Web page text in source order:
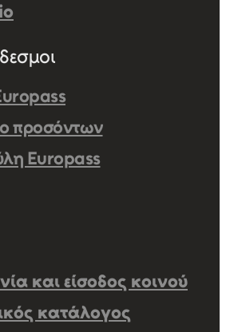
προσόντων
Europass
και είσοδος κοινού
κατάλογος